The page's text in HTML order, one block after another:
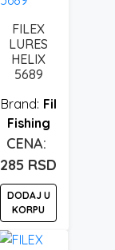
FILEX
LURES
HELIX
5689
Fil
Fishing
285 RSD
DODAJ U
KORPU